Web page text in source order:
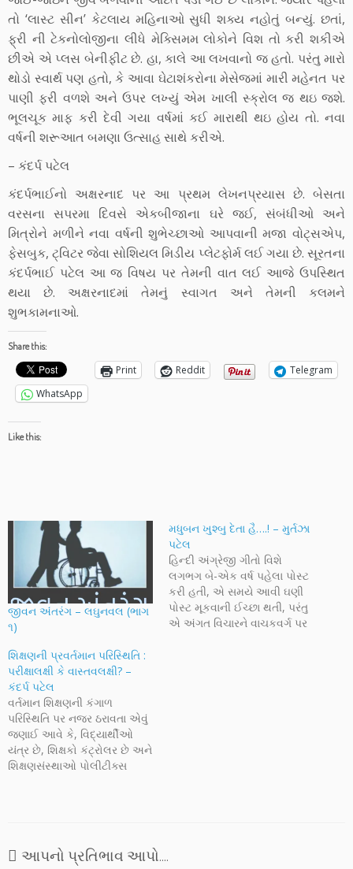
તો ‘લાસ્ટ સીન’ કેટલાય મહિનાઓ સુધી શક્ય નહોતું બન્યું. છતાં,
ફ્રી ની ટેકનોલોજીના લીધે મેક્સિમમ લોકોને વિશ તો કરી શકીએ
છીએ એ પ્લસ બેનીફીટ છે. હા, કાલે આ લખવાનો જ હતો. પરંતુ મારો
થોડો સ્વાર્થ પણ હતો, કે આવા ઘેટાશંકરોના મેસેજમાં મારી મહેનત પર
પાણી ફરી વળશે અને ઉપર લખ્યું એમ ખાલી સ્ક્રોલ જ થઇ જશે.
ભૂલચૂક માફ કરી દેવી ગયા વર્ષમાં કઈ મારાથી થઇ હોય તો. નવા
વર્ષની શરૂઆત બમણા ઉત્સાહ સાથે કરીએ.
– કંદર્પ પટેલ
કંદર્પભાઈનો અક્ષરનાદ પર આ પ્રથમ લેખનપ્રયાસ છે. બેસતા
વરસના સપરમા દિવસે એકબીજાના ઘરે જઈ, સંબંધીઓ અને
મિત્રોને મળીને નવા વર્ષની શુભેચ્છાઓ આપવાની મજા વોટ્સએપ,
ફેસબુક, ટ્વિટર જેવા સોશિયલ મિડીય પ્લેટફોર્મ લઈ ગયા છે. સૂરતના
કંદર્પભાઈ પટેલ આ જ વિષય પર તેમની વાત લઈ આજે ઉપસ્થિત
થયા છે. અક્ષરનાદમાં તેમનું સ્વાગત અને તેમની કલમને
શુભકામનાઓ.
Share this:
Print Reddit
Telegram
WhatsApp
Like this:
જીવન અંંતરંગ – લઘુનવલ (ભાગ
૧)
મધુબન ખુશ્બુ દેતા હૈ….! – મુર્તઝા
પટેલ
હિન્દી અંગ્રેજી ગીતો વિશે
લગભગ બે-એક વર્ષ પહેલા પોસ્ટ
કરી હતી, એ સમયે આવી ઘણી
પોસ્ટ મૂકવાની ઈચ્છા થતી, પરંતુ
એ અંગત વિચારને વાચકવર્ગ પર
શિક્ષણની પ્રવર્તમાન પરિસ્થિતિ :
પરીક્ષાલક્ષી કે વાસ્તવલક્ષી? –
કંદર્પ પટેલ
વર્તમાન શિક્ષણની કંગાળ
પરિસ્થિતિ પર નજર ઠરાવતા એવું
જણાઈ આવે કે, વિદ્યાર્થીઓ
યંત્ર છે, શિક્ષકો કંટ્રોલર છે અને
શિક્ષણસંસ્થાઓ પોલીટીક્સ
બદલે ભવિષ્યના વિચાર માત્રથી
ડરતો ‘કાયર’ બનાવે એ કઈ રીતે
આપનો પ્રતિભાવ આપો....